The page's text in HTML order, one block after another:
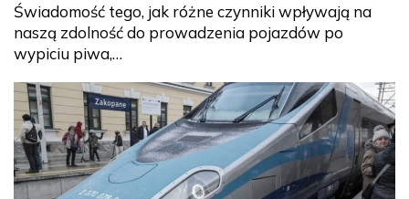
Świadomość tego, jak różne czynniki wpływają na
naszą zdolność do prowadzenia pojazdów po
wypiciu piwa,…